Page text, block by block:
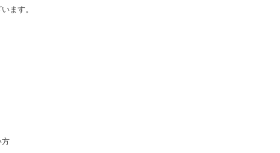
ます。
方